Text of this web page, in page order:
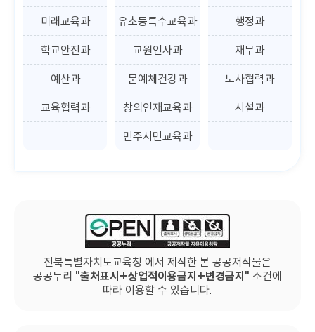
미래교육과
학교안전과
예산과
교육협력과
유초등특수교육과
교원인사과
문예체건강과
창의인재교육과
민주시민교육과
행정과
재무과
노사협력과
시설과
전북특별자치도교육청 에서 제작한 본 공공저작물은
공공누리
출처표시+상업적이용금지+변경금지
조건에
따라 이용할 수 있습니다.